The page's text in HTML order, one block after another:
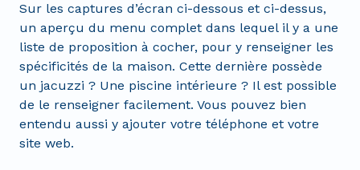
Sur les captures d’écran ci-dessous et ci-dessus,
un aperçu du menu complet dans lequel il y a une
liste de proposition à cocher, pour y renseigner les
spécificités de la maison. Cette dernière possède
un jacuzzi ? Une piscine intérieure ? Il est possible
de le renseigner facilement. Vous pouvez bien
entendu aussi y ajouter votre téléphone et votre
site web.